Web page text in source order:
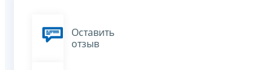
Оставить
отзыв